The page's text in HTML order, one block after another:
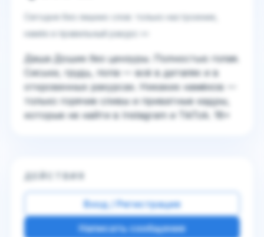
Сегодня без лишних слов: только настроение,
намёк и правильный ракурс 👀
Даша Дошик без цензуры. Полностью голая.
Сиськи, грудь, попа — всё в деталях и в
откровенных ракурсах. Никаких намёков —
только горячие сливы и приватные кадры,
которые не найти в Instagram и TikTok. 18+
ДЕЙСТВИЯ
Вход / Регистрация
Написать сообщение